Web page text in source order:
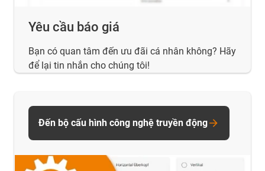
Yêu cầu báo giá
Bạn có quan tâm đến ưu đãi cá nhân không? Hãy
để lại tin nhắn cho chúng tôi!
Đến bộ cấu hình công nghệ truyền động